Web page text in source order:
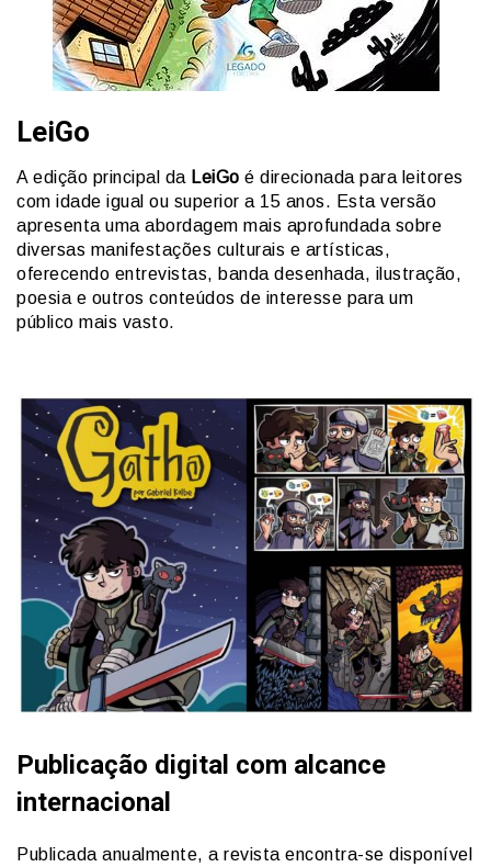
LeiGo
A edição principal da LeiGo é direcionada para leitores
com idade igual ou superior a 15 anos. Esta versão
apresenta uma abordagem mais aprofundada sobre
diversas manifestações culturais e artísticas,
oferecendo entrevistas, banda desenhada, ilustração,
poesia e outros conteúdos de interesse para um
público mais vasto.
Publicação digital com alcance
internacional
Publicada anualmente, a revista encontra-se disponível